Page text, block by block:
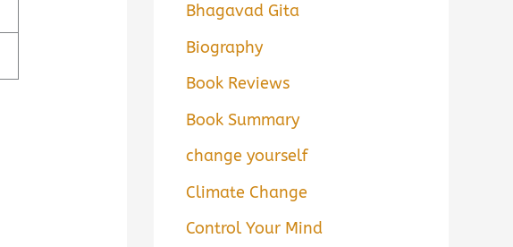
Bhagavad Gita
Biography
Book Reviews
Book Summary
change yourself
Climate Change
Control Your Mind